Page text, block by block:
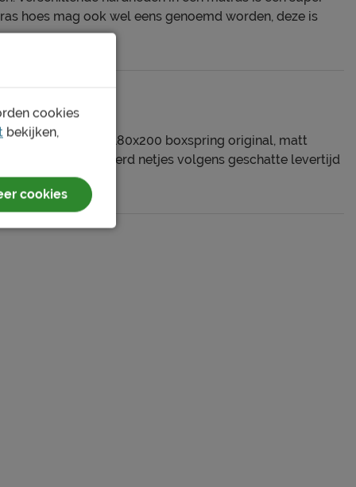
hoes mag ook wel eens genoemd worden, deze is
gegaan. Dus de 180x200 boxspring original, matt
Alles werd netjes volgens geschatte levertijd
cookies
bekijken,
cookies